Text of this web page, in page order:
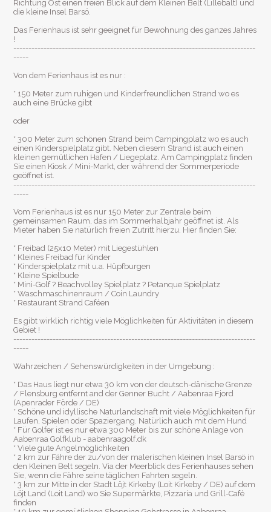
Richtung Ost einen freien Blick auf dem Kleinen Belt (Lillebält) und
die kleine Insel Barsö.
Das Ferienhaus ist sehr geeignet für Bewohnung des ganzes Jahres
!
--------------------------------------------------------------------------------
-----
Von dem Ferienhaus ist es nur :
* 150 Meter zum ruhigen und Kinderfreundlichen Strand wo es
auch eine Brücke gibt
oder
* 300 Meter zum schönen Strand beim Campingplatz wo es auch
einen Kinderspielplatz gibt. Neben diesem Strand ist auch einen
kleinen gemütlichen Hafen / Liegeplatz. Am Campingplatz finden
Sie einen Kiosk / Mini-Markt, der während der Sommerperiode
geöffnet ist.
--------------------------------------------------------------------------------
-----
Vom Ferienhaus ist es nur 150 Meter zur Zentrale beim
gemeinsamen Raum, das im Sommerhalbjahr geöffnet ist. Als
Mieter haben Sie natürlich freien Zutritt hierzu. Hier finden Sie:
* Freibad (25x10 Meter) mit Liegestühlen
* Kleines Freibad für Kinder
* Kinderspielplatz mit u.a. Hüpfburgen
* Kleine Spielbude
* Mini-Golf ? Beachvolley Spielplatz ? Petanque Spielplatz
* Waschmaschinenraum / Coin Laundry
* Restaurant Strand Caféen
Es gibt wirklich richtig viele Möglichkeiten für Aktivitäten in diesem
Gebiet !
--------------------------------------------------------------------------------
-----
Wahrzeichen / Sehenswürdigkeiten in der Umgebung :
* Das Haus liegt nur etwa 30 km von der deutsch-dänische Grenze
/ Flensburg entfernt and der Genner Bucht / Aabenraa Fjord
(Apenrader Förde / DE)
* Schöne und idyllische Naturlandschaft mit viele Möglichkeiten für
Laufen, Spielen oder Spaziergang. Natürlich auch mit dem Hund
* Für Golfer ist es nur etwa 300 Meter bis zur schöne Anlage von
Aabenraa Golfklub - aabenraagolf.dk
* Viele gute Angelmöglichkeiten
* 2 km zur Fähre der zu/von der malerischen kleinen Insel Barsö in
den Kleinen Belt segeln. Via der Meerblick des Ferienhauses sehen
Sie, wenn die Fähre seine täglichen Fahrten segeln.
* 3 km zur Mitte in der Stadt Löjt Kirkeby (Loit Kirkeby / DE) auf dem
Löjt Land (Loit Land) wo Sie Supermärkte, Pizzaria und Grill-Café
finden